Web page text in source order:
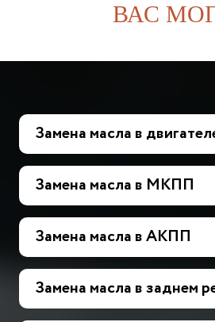
ВАС
Замена масла в
Замена масла в МКПП
Замена масла в АКПП
Замена масла в заднем